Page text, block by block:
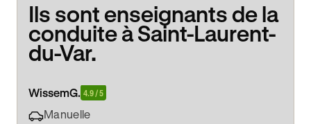
Ils sont enseignants de la
conduite à Saint-Laurent-
du-Var.
WissemG. 4.9 / 5
Manuelle